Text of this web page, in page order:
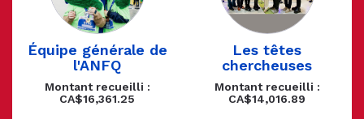
Équipe générale de
l'ANFQ
Montant recueilli :
CA$16,361.25
Les têtes
chercheuses
Montant recueilli :
CA$14,016.89